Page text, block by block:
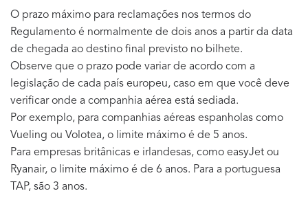
O prazo máximo para reclamações nos termos do
Regulamento é normalmente de dois anos a partir da data
de chegada ao destino final previsto no bilhete.
Observe que o prazo pode variar de acordo com a
legislação de cada país europeu, caso em que você deve
verificar onde a companhia aérea está sediada.
Por exemplo, para companhias aéreas espanholas como
Vueling ou Volotea, o limite máximo é de 5 anos.
Para empresas britânicas e irlandesas, como easyJet ou
Ryanair, o limite máximo é de 6 anos. Para a portuguesa
TAP, são 3 anos.